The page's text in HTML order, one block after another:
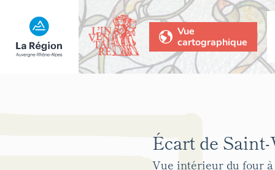
Vue
cartographique
Écart de
Vue intérieur du four